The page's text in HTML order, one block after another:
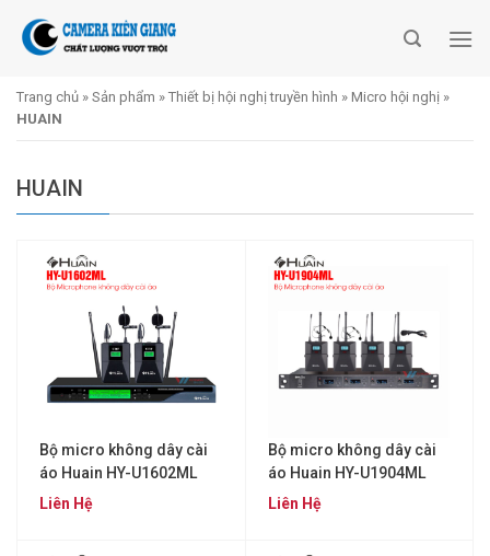
Trang chủ » Sản phẩm » Thiết bị hội nghị truyền hình » Micro hội nghị »
HUAIN
HUAIN
Bộ micro không dây cài
áo Huain HY-U1602ML
Liên Hệ
Bộ micro không dây cài
áo Huain HY-U1904ML
Liên Hệ